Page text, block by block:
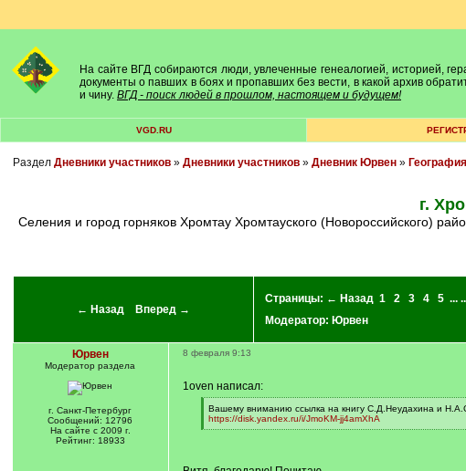
На сайте ВГД собираются люди, увлеченные генеалогией, историей,
документы о павших в боях и пропавших без вести, в какой архив
и чину. ВГД - поиск людей в прошлом, настоящем и будущем!
VGD.RU
Раздел Дневники участников» Дневники участников» Дневник Юрвен»
г.
Селения и город горняков Хромтау Хромтауского (Новороссийского) района Актюбинской области Казахстана, его история образования, жители, градообразующее предприятие ДГОК, сведения из
← Назад Вперед →
Страницы: ← Назад 1 2 3 4 5 ...
Модератор: Юрвен
Юрвен
Модератор раздела
г. Санкт-Петербург
Сообщений: 12796
На сайте с 2009 г.
Рейтинг: 18933
8 февраля 9:13
1oven написал:
[
q
]
Вашему вниманию ссылка на книгу С.Д.Неудахина и
https://disk.yandex.ru/i/JmoKM-jj4amXhA
[